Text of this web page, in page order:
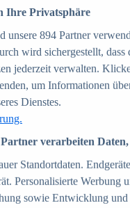
als 39.000 Online-Shops
70+
Ihre Privatsphäre
unsere 894 Partner
wird sichergestellt,
jederzeit verwalten.
um Informationen
Dienstes.
verarbeiten
Standortdaten.
Personalisierte Werbung
sowie Entwicklung